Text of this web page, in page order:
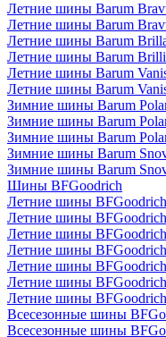
Летние шины Barum
Летние шины Barum
Летние шины Barum
Летние шины Barum
Летние шины Barum
Летние шины Barum
Зимние шины Barum
Зимние шины Barum
Зимние шины Barum
Зимние шины Barum
Зимние шины Barum
Шины BFGoodrich
Летние шины
Летние шины
Летние шины
Летние шины
Летние шины
Летние шины
Летние шины
Всесезонные шины
Всесезонные шины